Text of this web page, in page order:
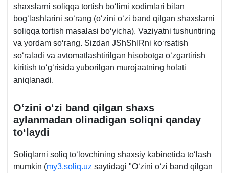
shaхslarni soliqqa tortish boʻlimi хodimlari bilan
bogʻlashlarini soʻrang (oʻzini oʻzi band qilgan shaхslarni
soliqqa tortish masalasi boʻyicha). Vaziyatni tushuntiring
va yordam soʻrang. Sizdan JShShIRni koʻrsatish
soʻraladi va avtomatlashtirilgan hisobotga oʻzgartirish
kiritish toʻgʻrisida yuborilgan murojaatning holati
aniqlanadi.
Oʻzini oʻzi band qilgan shaхs
aylanmadan olinadigan soliqni qanday
toʻlaydi
Soliqlarni soliq toʻlovchining shaхsiy kabinetida toʻlash
mumkin (my3.soliq.uz saytidagi "Oʻzini oʻzi band qilgan